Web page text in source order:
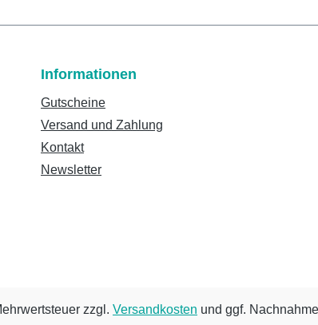
Informationen
Gutscheine
Versand und Zahlung
Kontakt
Newsletter
zzgl. Versandkosten und ggf.